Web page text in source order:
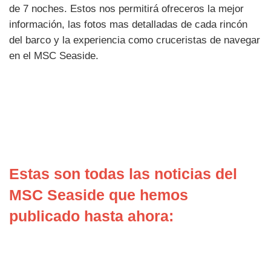
de 7 noches. Estos nos permitirá ofreceros la mejor
información, las fotos mas detalladas de cada rincón
del barco y la experiencia como cruceristas de navegar
en el MSC Seaside.
Estas son todas las noticias del
MSC Seaside que hemos
publicado hasta ahora: